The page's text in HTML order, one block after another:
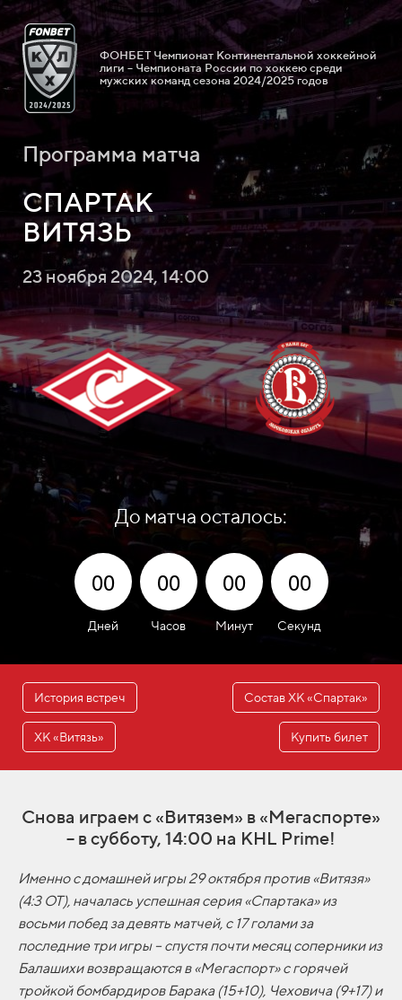
ФОНБЕТ Чемпионат Континентальной хоккейной
лиги – Чемпионата России по хоккею среди
мужских команд сезона 2024/2025 годов
Программа матча
СПАРТАК
ВИТЯЗЬ
23 ноября 2024, 14:00
До матча осталось:
00
Дней
00
Часов
00
Минут
00
Секунд
История встреч Состав ХК «Спартак»
ХК «Витязь» Купить билет
Снова играем с «Витязем» в «Мегаспорте»
– в субботу, 14:00 на KHL Prime!
Именно с домашней игры 29 октября против «Витязя»
(4:3 ОТ), началась успешная серия «Спартака» из
восьми побед за девять матчей, с 17 голами за
последние три игры – спустя почти месяц соперники из
Балашихи возвращаются в «Мегаспорт» с горячей
тройкой бомбардиров Барака (15+10), Чеховича (9+17) и